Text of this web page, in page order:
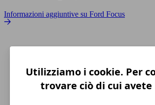
Informazioni aggiuntive su Ford Focus
Utilizziamo i cookie. Per
trovare ciò di cui avete